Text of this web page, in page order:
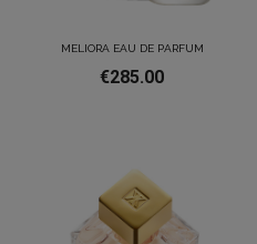
MELIORA EAU DE PARFUM
€285.00